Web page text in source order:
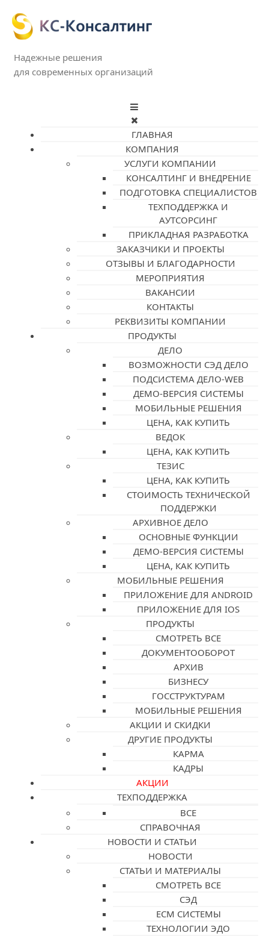
Надежные решения
для современных организаций
ГЛАВНАЯ
КОМПАНИЯ
УСЛУГИ КОМПАНИИ
КОНСАЛТИНГ И ВНЕДРЕНИЕ
ПОДГОТОВКА СПЕЦИАЛИСТОВ
ТЕХПОДДЕРЖКА И
АУТСОРСИНГ
ПРИКЛАДНАЯ РАЗРАБОТКА
ЗАКАЗЧИКИ И ПРОЕКТЫ
ОТЗЫВЫ И БЛАГОДАРНОСТИ
МЕРОПРИЯТИЯ
ВАКАНСИИ
КОНТАКТЫ
РЕКВИЗИТЫ КОМПАНИИ
ПРОДУКТЫ
ДЕЛО
ВОЗМОЖНОСТИ СЭД ДЕЛО
ПОДСИСТЕМА ДЕЛО-WEB
ДЕМО-ВЕРСИЯ СИСТЕМЫ
МОБИЛЬНЫЕ РЕШЕНИЯ
ЦЕНА, КАК КУПИТЬ
ВЕДОК
ЦЕНА, КАК КУПИТЬ
ТЕЗИС
ЦЕНА, КАК КУПИТЬ
СТОИМОСТЬ ТЕХНИЧЕСКОЙ
ПОДДЕРЖКИ
АРХИВНОЕ ДЕЛО
ОСНОВНЫЕ ФУНКЦИИ
ДЕМО-ВЕРСИЯ СИСТЕМЫ
ЦЕНА, КАК КУПИТЬ
МОБИЛЬНЫЕ РЕШЕНИЯ
ПРИЛОЖЕНИЕ ДЛЯ ANDROID
ПРИЛОЖЕНИЕ ДЛЯ IOS
ПРОДУКТЫ
СМОТРЕТЬ ВСЕ
ДОКУМЕНТООБОРОТ
АРХИВ
БИЗНЕСУ
ГОССТРУКТУРАМ
МОБИЛЬНЫЕ РЕШЕНИЯ
АКЦИИ И СКИДКИ
ДРУГИЕ ПРОДУКТЫ
КАРМА
КАДРЫ
АКЦИИ
ТЕХПОДДЕРЖКА
ВСЕ
СПРАВОЧНАЯ
НОВОСТИ И СТАТЬИ
НОВОСТИ
СТАТЬИ И МАТЕРИАЛЫ
СМОТРЕТЬ ВСЕ
СЭД
ECM СИСТЕМЫ
ТЕХНОЛОГИИ ЭДО